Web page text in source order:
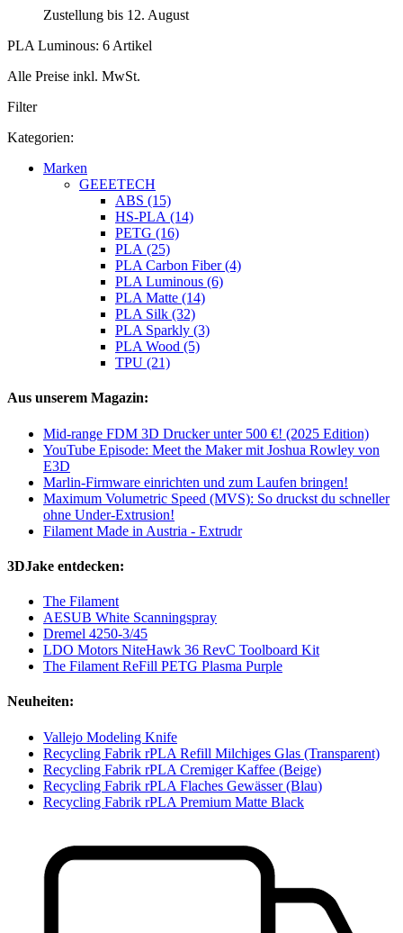
Zustellung bis 12. August
PLA Luminous: 6 Artikel
Alle Preise inkl. MwSt.
Filter
Kategorien:
Marken
GEEETECH
ABS (15)
HS-PLA (14)
PETG (16)
PLA (25)
PLA Carbon Fiber (4)
PLA Luminous (6)
PLA Matte (14)
PLA Silk (32)
PLA Sparkly (3)
PLA Wood (5)
TPU (21)
Aus unserem Magazin:
Mid-range FDM 3D Drucker unter 500 €! (2025 Edition)
YouTube Episode: Meet the Maker mit Joshua Rowley von
E3D
Marlin-Firmware einrichten und zum Laufen bringen!
Maximum Volumetric Speed (MVS): So druckst du schneller
ohne Under-Extrusion!
Filament Made in Austria - Extrudr
3DJake entdecken:
The Filament
AESUB White Scanningspray
Dremel 4250-3/45
LDO Motors NiteHawk 36 RevC Toolboard Kit
The Filament ReFill PETG Plasma Purple
Neuheiten:
Vallejo Modeling Knife
Recycling Fabrik rPLA Refill Milchiges Glas (Transparent)
Recycling Fabrik rPLA Cremiger Kaffee (Beige)
Recycling Fabrik rPLA Flaches Gewässer (Blau)
Recycling Fabrik rPLA Premium Matte Black